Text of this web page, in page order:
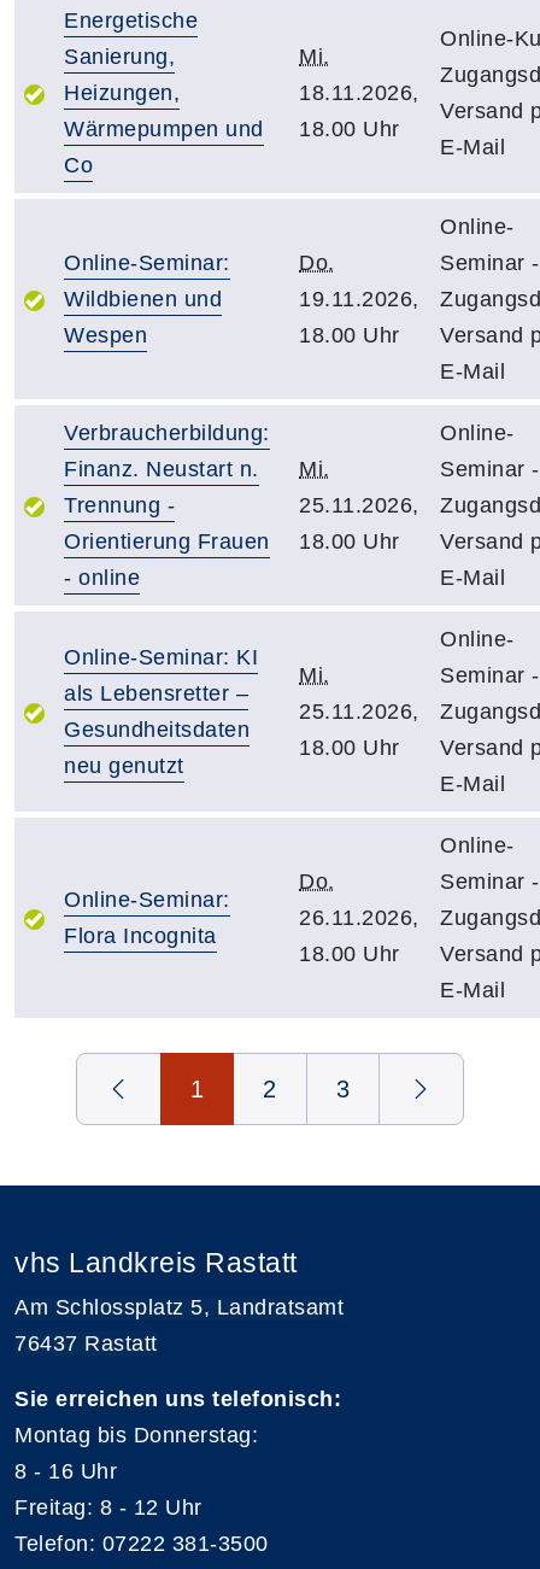
Energetische
Sanierung,
Heizungen,
Wärmepumpen und
Co
Mi.
18.11.2026,
18.00 Uhr
Online-
Versand
E-Mail
Online-Seminar:
Wildbienen und
Wespen
Do.
19.11.2026,
18.00 Uhr
Online-
Seminar -
Versand
E-Mail
Verbraucherbildung:
Finanz. Neustart n.
Trennung -
Orientierung Frauen
- online
Mi.
25.11.2026,
18.00 Uhr
Online-
Seminar -
Versand
E-Mail
Online-Seminar: KI
als Lebensretter –
Gesundheitsdaten
neu genutzt
Mi.
25.11.2026,
18.00 Uhr
Online-
Seminar -
Versand
E-Mail
Online-Seminar:
Flora Incognita
Do.
26.11.2026,
18.00 Uhr
Online-
Seminar -
Versand
E-Mail
1 2 3
vhs Landkreis Rastatt
Am Schlossplatz 5, Landratsamt
76437 Rastatt
Sie erreichen uns telefonisch:
Montag bis Donnerstag:
8 - 16 Uhr
Freitag: 8 - 12 Uhr
Telefon: 07222 381-3500